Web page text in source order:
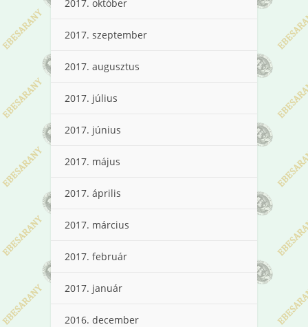
2017. október
2017. szeptember
2017. augusztus
2017. július
2017. június
2017. május
2017. április
2017. március
2017. február
2017. január
2016. december